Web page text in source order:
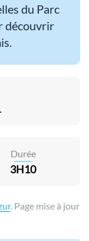
du Parc
découvrir
Durée
3H10
. Page mise à jour